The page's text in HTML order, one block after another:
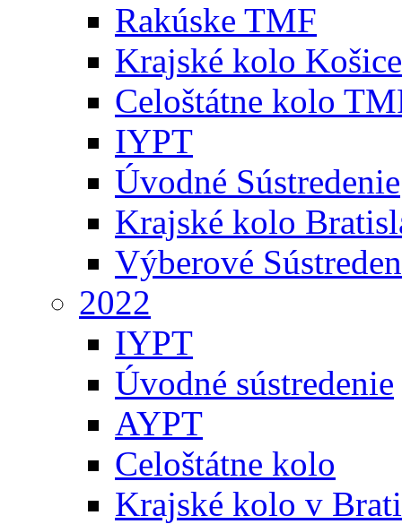
Rakúske TMF
Krajské kolo Košice
Celoštátne kolo
IYPT
Úvodné Sústredenie
Krajské kolo
Výberové
2022
IYPT
Úvodné sústredenie
AYPT
Celoštátne kolo
Krajské kolo v